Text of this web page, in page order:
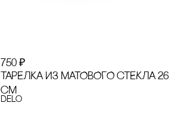
750 ₽
ТАРЕЛКА ИЗ МАТОВОГО сТЕКЛА 26
сМ
Delo